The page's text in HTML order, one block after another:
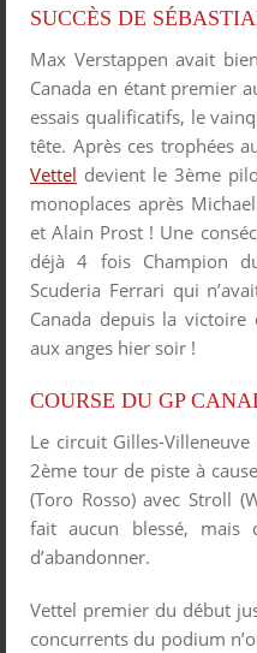
SUCCÈS DE
Max Verstappen avait
Canada en étant premier
essais qualificatifs, le
tête. Après ces trophées
Vettel devient le 3ème
monoplaces après
et Alain Prost ! Une
déjà 4 fois Champion
Scuderia Ferrari qui
Canada depuis la
aux anges hier soir !
COURSE DU GP
Le circuit Gilles-
2ème tour de piste à
(Toro Rosso) avec Stroll
fait aucun blessé,
d’abandonner.
Vettel premier du début
concurrents du podium